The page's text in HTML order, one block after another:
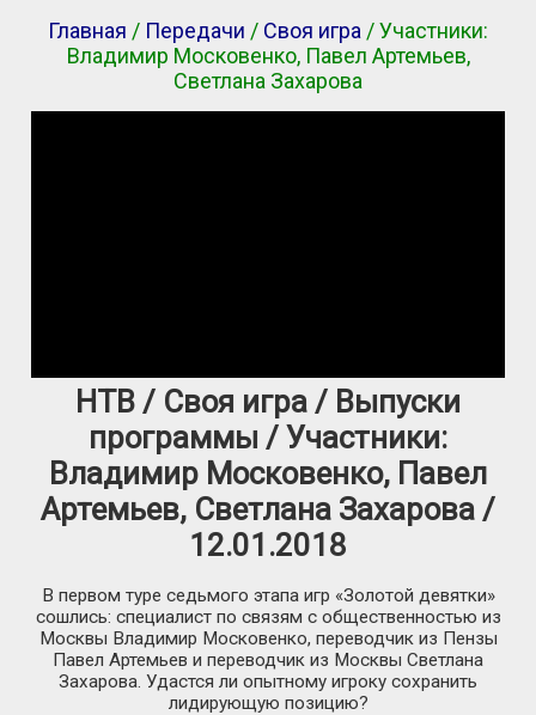
Главная / Передачи / Своя игра / Участники:
Владимир Московенко, Павел Артемьев,
Светлана Захарова
НТВ / Своя игра / Выпуски
программы / Участники:
Владимир Московенко, Павел
Артемьев, Светлана Захарова /
12.01.2018
В первом туре седьмого этапа игр «Золотой девятки»
сошлись: специалист по связям с общественностью из
Москвы Владимир Московенко, переводчик из Пензы
Павел Артемьев и переводчик из Москвы Светлана
Захарова. Удастся ли опытному игроку сохранить
лидирующую позицию?